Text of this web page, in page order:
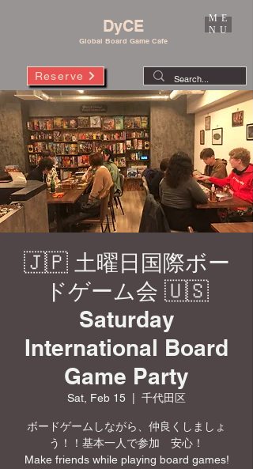
DyCE
Global Board Game Cafe
Reserve
ME
NU
🇯🇵 土曜日国際ボー
ドゲーム会 🇺🇸
Saturday
International Board
Game Party
Sat, Feb 15 千代田区
ボードゲームしながら、仲良くしましょ
う！！基本一人で参加 安心！
Make friends while playing board games!